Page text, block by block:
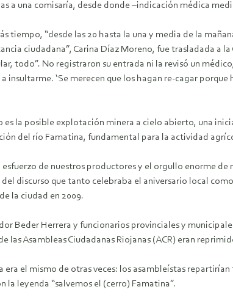
a una comisaría, desde donde –indicación médica
tiempo, “desde las 20 hasta la una y media de la
ciudadana”, Carina Díaz Moreno, fue trasladada a
todo”. No registraron su entrada ni la revisó un
insultarme. ‘Se merecen que los hagan re-cagar
es la posible explotación minera a cielo abierto, una
del río Famatina, fundamental para la actividad
esfuerzo de nuestros productores y el orgullo enorme
del discurso que tanto celebraba el aniversario local
la ciudad en 2009.
Beder Herrera y funcionarios provinciales y
las Asambleas Ciudadanas Riojanas (ACR) eran
era el mismo de otras veces: los asambleístas
la leyenda “salvemos el (cerro) Famatina”.